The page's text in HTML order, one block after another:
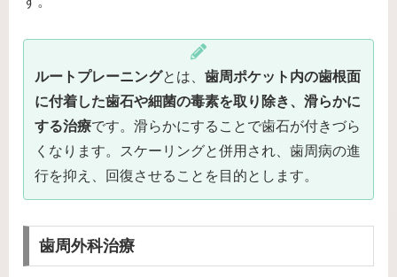
ルートプレーニングとは、 歯周ポケット内の歯根面
に付着した歯石や細菌の毒素を取り除き、滑らかに
する治療です。滑らかにすることで歯石が付きづら
くなります。スケーリングと併用され、歯周病の進
行を抑え、回復させることを目的とします。
歯周外科治療